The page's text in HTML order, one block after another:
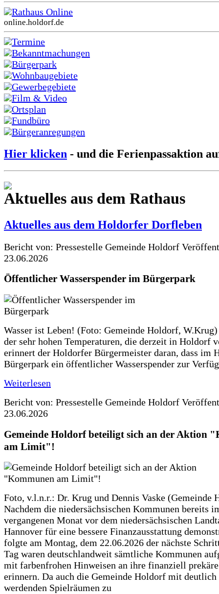
Rathaus Online
online.holdorf.de
Termine
Bekanntmachungen
Bürgerpark
Wohnbaugebiete
Gewerbegebiete
Film & Video
Ortsplan
Fundbüro
Bürgeranregungen
Hier klicken - und die Ferienpassaktion
Aktuelles aus dem Rathaus
Aktuelles aus dem Holdorfer Dorfleben
Bericht von: Pressestelle Gemeinde Holdorf
23.06.2026
Öffentlicher Wasserspender im Bürgerpark
Wasser ist Leben! (Foto: Gemeinde Holdorf,
der sehr hohen Temperaturen, die derzeit in Holdorf
erinnert der Holdorfer Bürgermeister daran, dass im
Bürgerpark ein öffentlicher Wasserspender zur
Weiterlesen
Bericht von: Pressestelle Gemeinde Holdorf
23.06.2026
Gemeinde Holdorf beteiligt sich an der Aktion
am Limit"!
Foto, v.l.n.r.: Dr. Krug und Dennis Vaske (Gemeinde
Nachdem die niedersächsischen Kommunen bereits
vergangenen Monat vor dem niedersächsischen
Hannover für eine bessere Finanzausstattung
folgte am Montag, dem 22.06.2026 der nächste
Tag waren deutschlandweit sämtliche Kommunen
mit farbenfrohen Hinweisen an ihre finanziell
erinnern. Da auch die Gemeinde Holdorf mit deutlich
werdenden Spielräumen zu